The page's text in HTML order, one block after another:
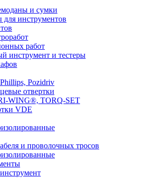
и сумки
инструментов
работ
инструмент и тестеры
Pozidriv
отвертки
WING®, TORQ-SET
VDE
и проволочных тросов